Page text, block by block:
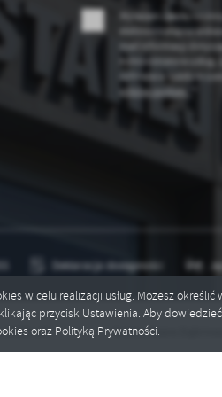
w celu realizacji usług. Możesz
przycisk Ustawienia. Aby
oraz Polityką Prywatności.
Wyrażam zgodę na
elektroniczną na
mail informacji
Administratora usług.
cofnięta w każdym
plików cookies *
Deklaracja dostępności
rok Gmina Stara Dąbrowa